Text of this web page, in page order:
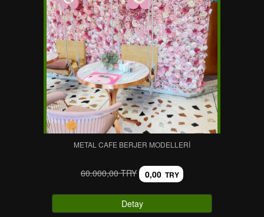
METAL CAFE BERJER MODELLERI
60.000,00 TRY 0,00 TRY
Detay